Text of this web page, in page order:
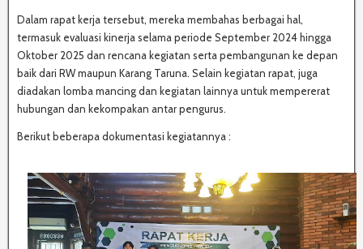
Dalam rapat kerja tersebut, mereka membahas berbagai hal,
termasuk evaluasi kinerja selama periode September 2024 hingga
Oktober 2025 dan rencana kegiatan serta pembangunan ke depan
baik dari RW maupun Karang Taruna. Selain kegiatan rapat, juga
diadakan lomba mancing dan kegiatan lainnya untuk mempererat
hubungan dan kekompakan antar pengurus.
Berikut beberapa dokumentasi kegiatannya :